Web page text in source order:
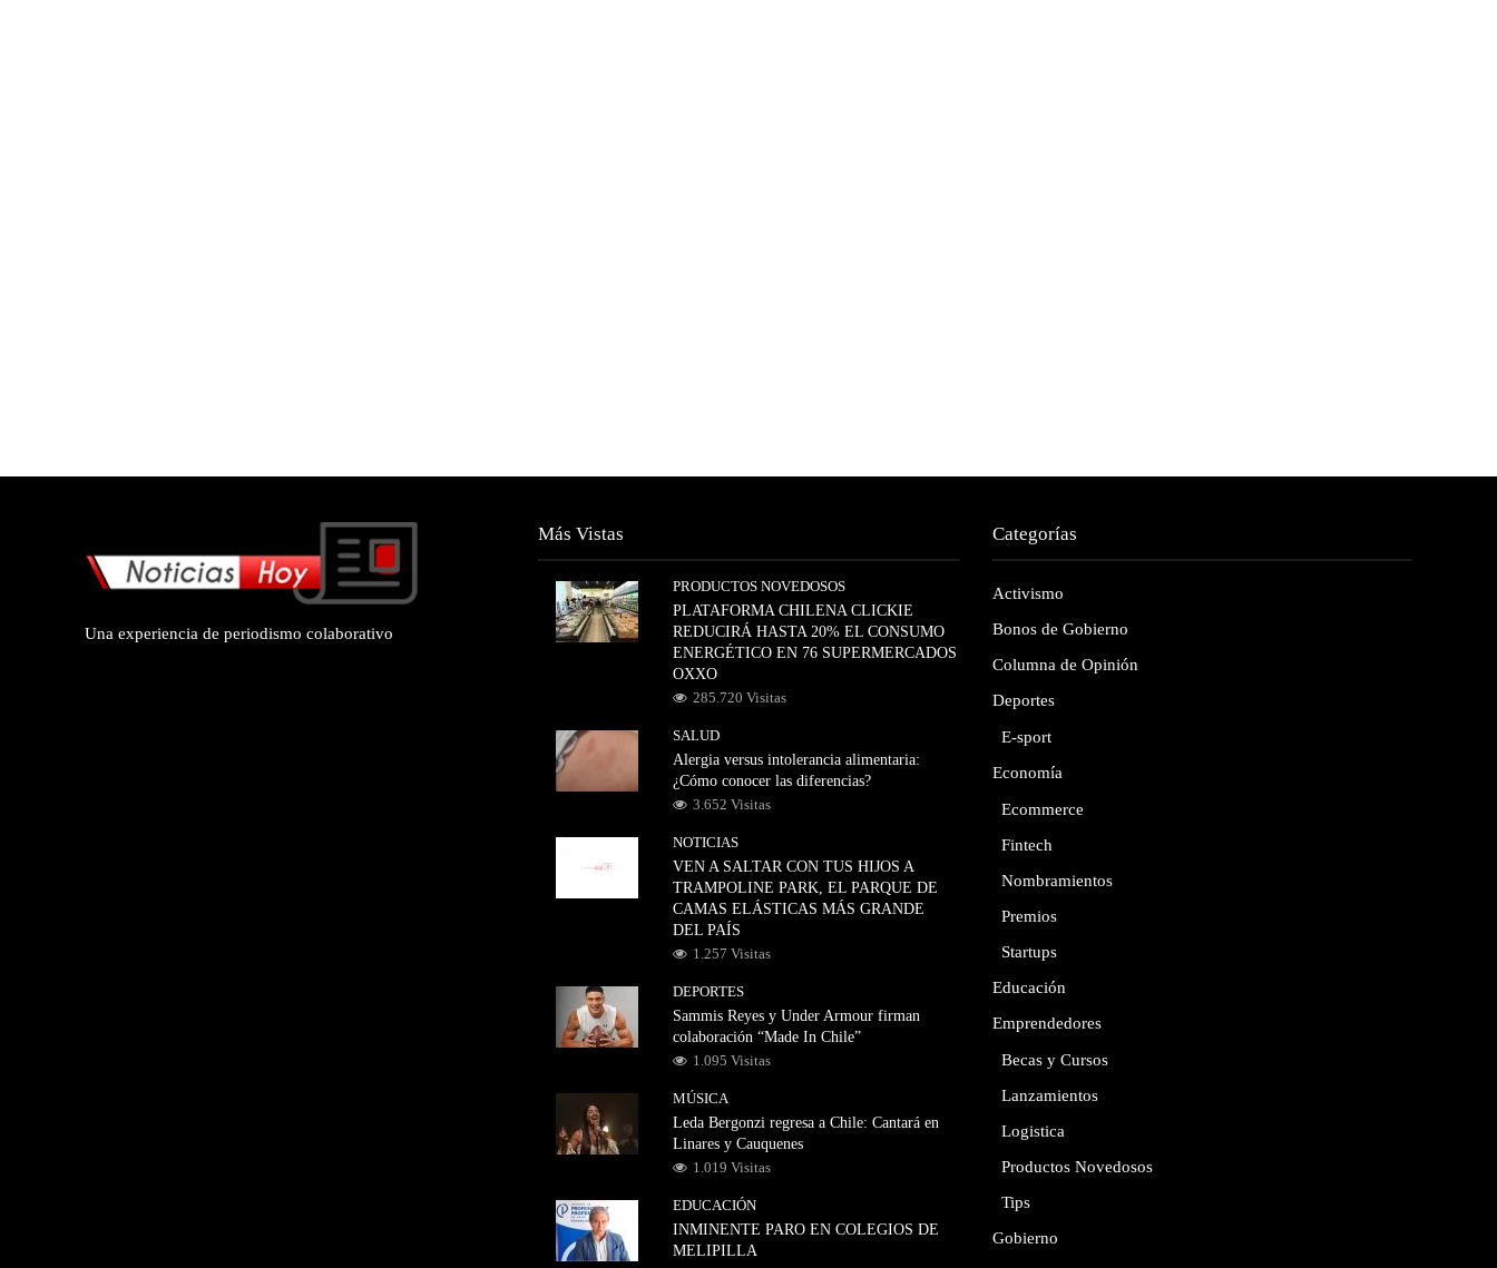
Una experiencia de periodismo colaborativo
Más Vistas
PRODUCTOS NOVEDOSOS
PLATAFORMA CHILENA CLICKIE
REDUCIRÁ HASTA 20% EL CONSUMO
ENERGÉTICO EN 76 SUPERMERCADOS
OXXO
285.720 Visitas
SALUD
Alergia versus intolerancia alimentaria:
¿Cómo conocer las diferencias?
3.652 Visitas
NOTICIAS
VEN A SALTAR CON TUS HIJOS A
TRAMPOLINE PARK, EL PARQUE DE
CAMAS ELÁSTICAS MÁS GRANDE
DEL PAÍS
1.257 Visitas
DEPORTES
Sammis Reyes y Under Armour firman
colaboración “Made In Chile”
1.095 Visitas
MÚSICA
Leda Bergonzi regresa a Chile: Cantará en
Linares y Cauquenes
1.019 Visitas
EDUCACIÓN
INMINENTE PARO EN COLEGIOS DE
MELIPILLA
Categorías
Activismo
Bonos de Gobierno
Columna de Opinión
Deportes
E-sport
Economía
Ecommerce
Fintech
Nombramientos
Premios
Startups
Educación
Emprendedores
Becas y Cursos
Lanzamientos
Logistica
Productos Novedosos
Tips
Gobierno